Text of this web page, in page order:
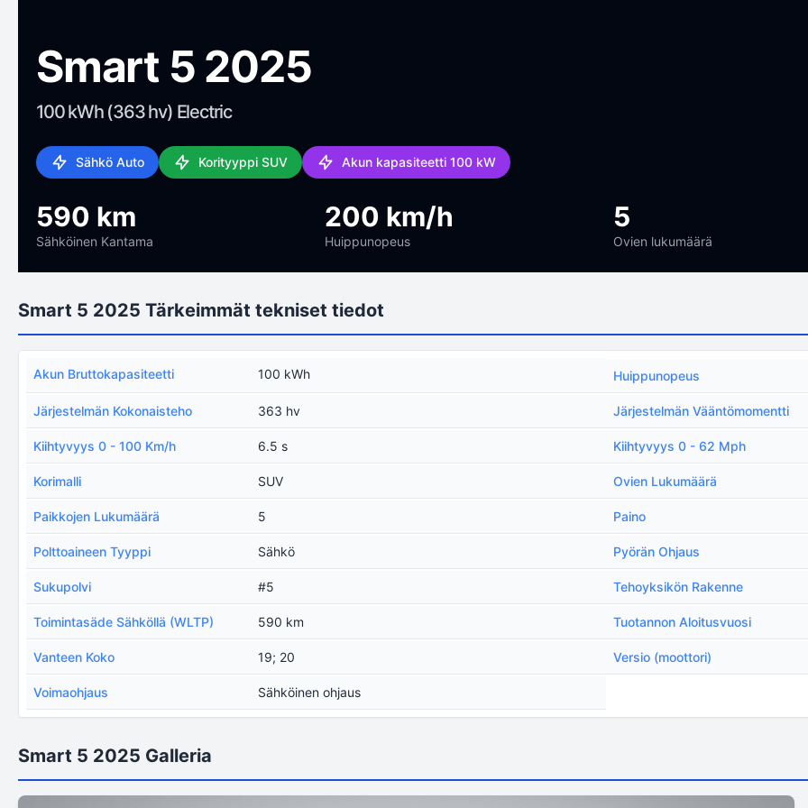
Smart 5 2025
100 kWh (363 hv) Electric
Sähkö Auto Korityyppi SUV Akun kapasiteetti 100 kW
590 km
Sähköinen Kantama
200 km/h
Huippunopeus
5
Ovien lukumäärä
Smart 5 2025 Tärkeimmät tekniset tiedot
Akun Bruttokapasiteetti 100 kWh Huippunopeus
Järjestelmän Kokonaisteho 363 hv Järjestelmän Vääntömomentti
Kiihtyvyys 0 - 100 Km/h 6.5 s Kiihtyvyys 0 - 62 Mph
Korimalli SUV Ovien Lukumäärä
Paikkojen Lukumäärä 5 Paino
Polttoaineen Tyyppi Sähkö Pyörän Ohjaus
Sukupolvi #5 Tehoyksikön Rakenne
Toimintasäde Sähköllä (WLTP) 590 km Tuotannon Aloitusvuosi
Vanteen Koko 19; 20 Versio (moottori)
Voimaohjaus Sähköinen ohjaus
Smart 5 2025 Galleria